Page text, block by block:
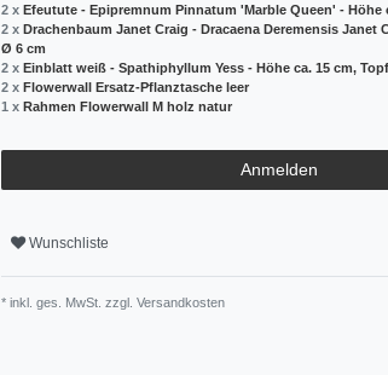
2 x Efeutute - Epipremnum Pinnatum 'Marble Queen' - Höhe
2 x Drachenbaum Janet Craig - Dracaena Deremensis Janet
Ø 6 cm
2 x Einblatt weiß - Spathiphyllum Yess - Höhe ca. 15 cm,
2 x Flowerwall Ersatz-Pflanztasche leer
1 x Rahmen Flowerwall M holz natur
Anmelden
Wunschliste
* inkl. ges. MwSt. zzgl. Versandkosten